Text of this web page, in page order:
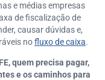
e médias empresas
de fiscalização de
causar dúvidas e,
nofluxo de caixa.
quem precisa pagar,
e os caminhos para